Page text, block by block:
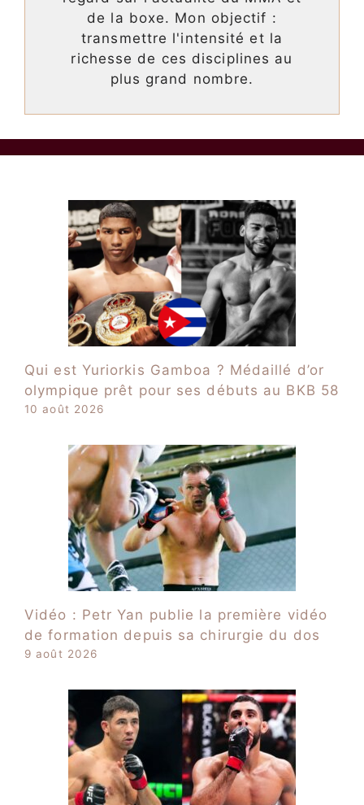
de la boxe. Mon objectif :
transmettre l'intensité et la
richesse de ces disciplines au
plus grand nombre.
Qui est Yuriorkis Gamboa ? Médaillé d’or
olympique prêt pour ses débuts au BKB 58
10 août 2026
Vidéo : Petr Yan publie la première vidéo
de formation depuis sa chirurgie du dos
9 août 2026